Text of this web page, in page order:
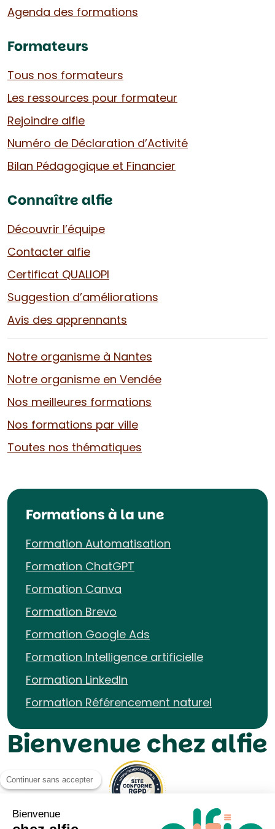
Agenda des formations
Formateurs
Tous nos formateurs
Les ressources pour formateur
Rejoindre alfie
Numéro de Déclaration d’Activité
Bilan Pédagogique et Financier
Connaître alfie
Découvrir l’équipe
Contacter alfie
Certificat QUALIOPI
Suggestion d’améliorations
Avis des apprennants
Notre organisme à Nantes
Notre organisme en Vendée
Nos meilleures formations
Nos formations par ville
Toutes nos thématiques
Formations à la une
Formation Automatisation
Formation ChatGPT
Formation Canva
Formation Brevo
Formation Google Ads
Formation Intelligence artificielle
Formation LinkedIn
Formation Référencement naturel
Bienvenue chez alfie
Continuer sans accepter
Bienvenue